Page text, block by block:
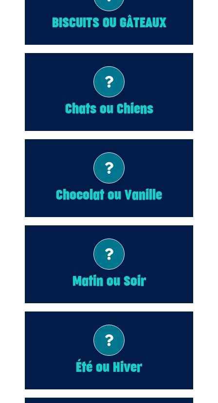
BISCUITS OU GÂTEAUX
Biscuits!
Chats ou Chiens
Chats!
Chocolat ou Vanille
Chocolat!
Matin ou Soir
Soir!
Été ou Hiver
Été!